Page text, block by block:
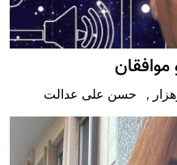
موافقان
, حسن علی عدالت